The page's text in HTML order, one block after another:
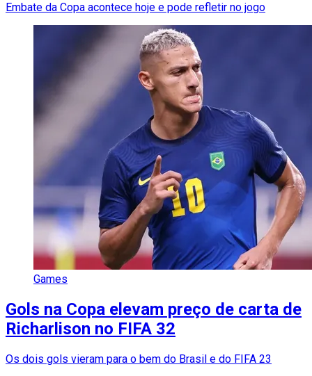
Embate da Copa acontece hoje e pode refletir no jogo
Games
Gols na Copa elevam preço de carta de
Richarlison no FIFA 32
Os dois gols vieram para o bem do Brasil e do FIFA 23